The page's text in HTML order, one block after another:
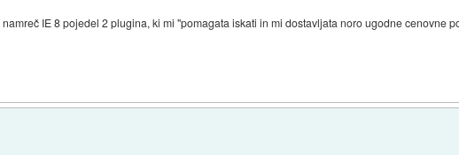
IE 8 pojedel 2 plugina, ki mi "pomagata iskati in mi dostavljata noro ugodne cenovne